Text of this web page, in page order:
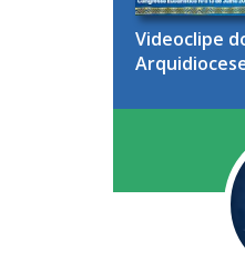
Videoclipe